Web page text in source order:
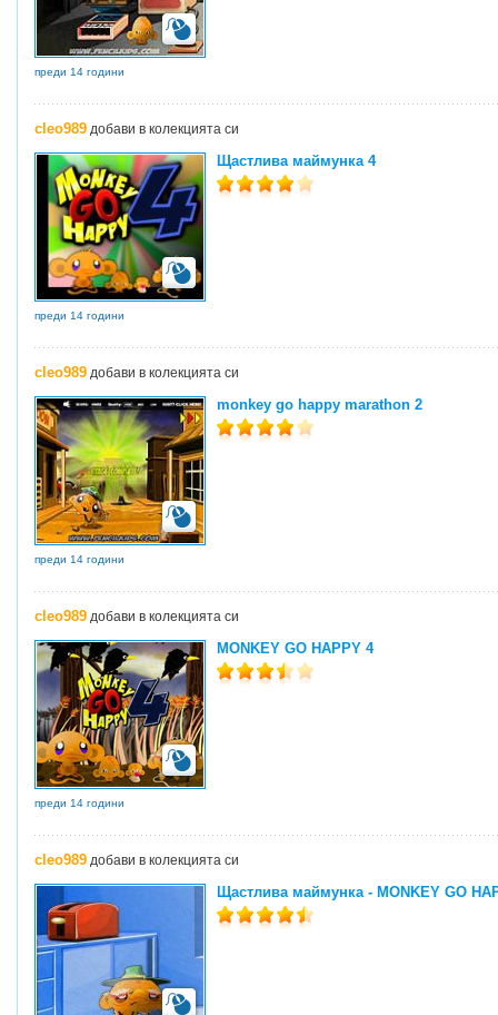
преди 14 години
cleo989 добави в колекцията си
Щастлива маймунка 4
преди 14 години
cleo989 добави в колекцията си
monkey go happy marathon 2
преди 14 години
cleo989 добави в колекцията си
MONKEY GO HAPPY 4
преди 14 години
cleo989 добави в колекцията си
Щастлива маймунка - MONKEY GO